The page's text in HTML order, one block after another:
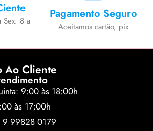
Sex: 8 a
Pagamento Seguro
Aceitamos cartão, pix
Ao Cliente
9:00 às 18:00h
às 17:00h
9 99828 0179